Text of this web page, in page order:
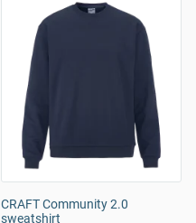
CRAFT Community 2.0
sweatshirt